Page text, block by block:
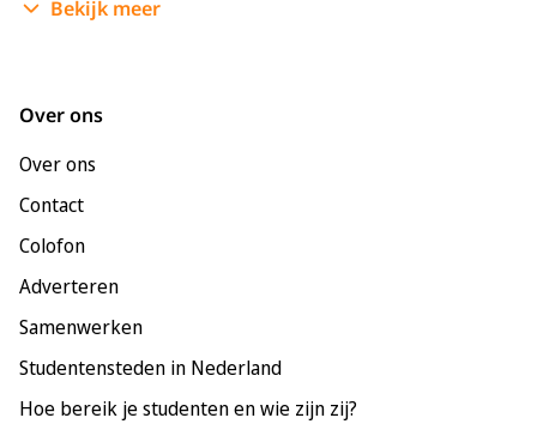
Enschede
Maastricht
Nijmegen
Rotterdam
Tilburg
Utrecht
Bekijk meer
Over ons
Over ons
Contact
Colofon
Adverteren
Samenwerken
Studentensteden in Nederland
Hoe bereik je studenten en wie zijn zij?